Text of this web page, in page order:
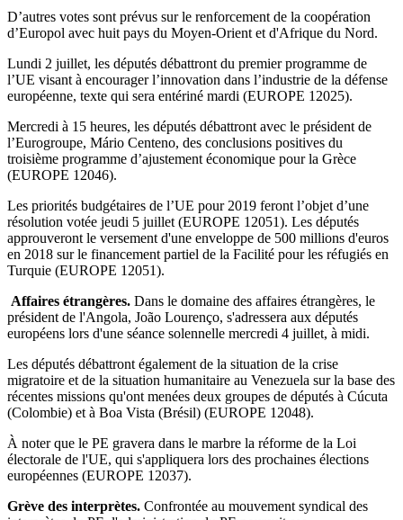
D’autres votes sont prévus sur le renforcement de la coopération
d’Europol avec huit pays du Moyen-Orient et d'Afrique du Nord.
Lundi 2 juillet, les députés débattront du premier programme de
l’UE visant à encourager l’innovation dans l’industrie de la défense
européenne, texte qui sera entériné mardi (EUROPE 12025).
Mercredi à 15 heures, les députés débattront avec le président de
l’Eurogroupe, Mário Centeno, des conclusions positives du
troisième programme d’ajustement économique pour la Grèce
(EUROPE 12046).
Les priorités budgétaires de l’UE pour 2019 feront l’objet d’une
résolution votée jeudi 5 juillet (EUROPE 12051). Les députés
approuveront le versement d'une enveloppe de 500 millions d'euros
en 2018 sur le financement partiel de la Facilité pour les réfugiés en
Turquie (EUROPE 12051).
Affaires étrangères. Dans le domaine des affaires étrangères, le
président de l'Angola, João Lourenço, s'adressera aux députés
européens lors d'une séance solennelle mercredi 4 juillet, à midi.
Les députés débattront également de la situation de la crise
migratoire et de la situation humanitaire au Venezuela sur la base des
récentes missions qu'ont menées deux groupes de députés à Cúcuta
(Colombie) et à Boa Vista (Brésil) (EUROPE 12048).
À noter que le PE gravera dans le marbre la réforme de la Loi
électorale de l'UE, qui s'appliquera lors des prochaines élections
européennes (EUROPE 12037).
Grève des interprètes. Confrontée au mouvement syndical des